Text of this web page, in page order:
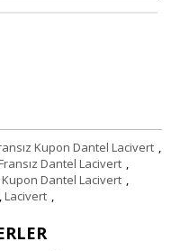
Kupon Dantel Lacivert ,
Dantel Lacivert ,
Kupon Dantel Lacivert ,
,Lacivert ,